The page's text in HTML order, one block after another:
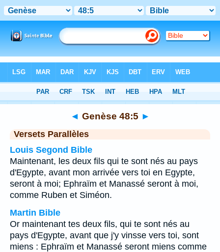
Chapitre 48 > Verset 5
◄ Genèse 48:5 ►
Versets Parallèles
Louis Segond Bible
Maintenant, les deux fils qui te sont nés au pays
d'Egypte, avant mon arrivée vers toi en Egypte,
seront à moi; Ephraïm et Manassé seront à moi,
comme Ruben et Siméon.
Martin Bible
Or maintenant tes deux fils, qui te sont nés au
pays d'Egypte, avant que j'y vinsse vers toi, sont
miens : Ephraïm et Manassé seront miens comme